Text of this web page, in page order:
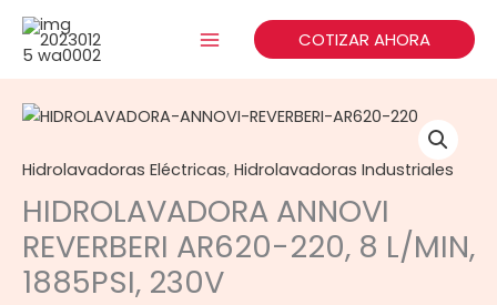
contenido
COTIZAR AHORA
Hidrolavadoras Eléctricas, Hidrolavadoras Industriales
HIDROLAVADORA ANNOVI
REVERBERI AR620-220, 8 L/MIN,
1885PSI, 230V